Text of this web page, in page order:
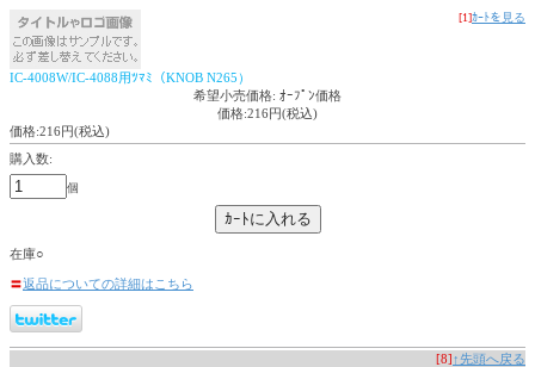
[1]ｶｰﾄを見る
IC-4008W/IC-4088用ﾂﾏﾐ（KNOB N265）
希望小売価格: ｵｰﾌﾟﾝ価格
価格:216円(税込)
価格:216円(税込)
購入数:
個
在庫○
〓返品についての詳細はこちら
[8]↑先頭へ戻る